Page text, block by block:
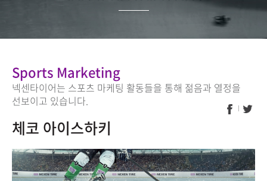
Sports Marketing
넥센타이어는 스포츠 마케팅 활동들을 통해 젊음과 열정을
선보이고 있습니다.
체코 아이스하키